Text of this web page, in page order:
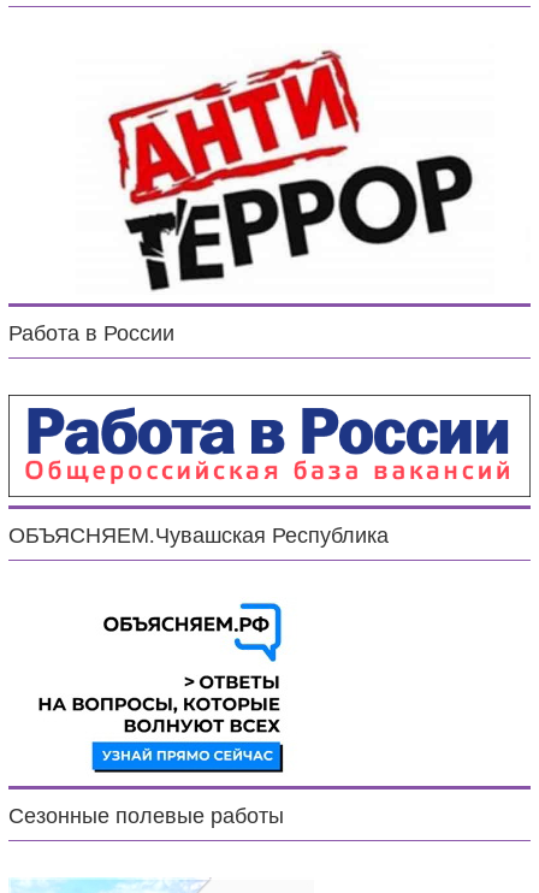
Работа в России
ОБЪЯСНЯЕМ.Чувашская Республика
Сезонные полевые работы